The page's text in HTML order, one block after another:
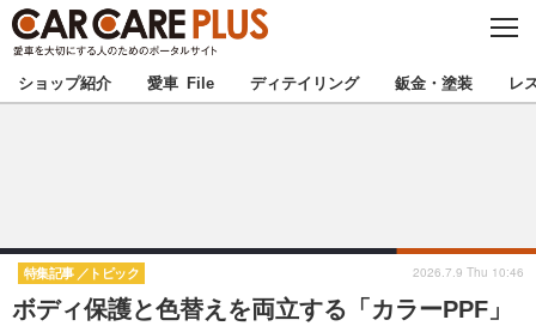
C
S
E
★カーケアプラス認定★ 厳選プロショップを地域から探す
甲信越 北陸
東海 関西
ショップ紹介 愛車 File ディテイリング 鈑金・塗装 レ
ボディ保護と色替えを両立する「カラーPPF」
特集記事 トピック 2026.7.9 Thu 10:46